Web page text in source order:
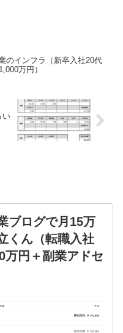
のインフラ（新卒入社20代
万円）
い
ブログで月15万
くん（転職入社
万円＋副業アドセ